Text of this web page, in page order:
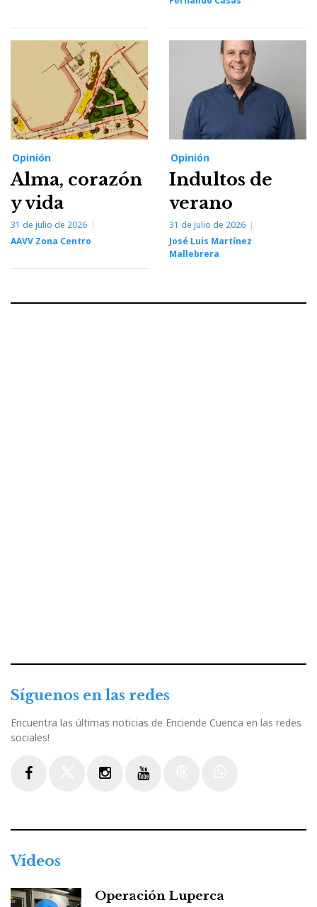
Opinión
Alma, corazón
y vida
31 de julio de 2026
AAVV Zona Centro
Opinión
Indultos de
verano
31 de julio de 2026
José Luis Martínez
Mallebrera
Síguenos en las redes
Encuentra las últimas noticias de Enciende Cuenca en las redes
sociales!
Vídeos
Operación Luperca